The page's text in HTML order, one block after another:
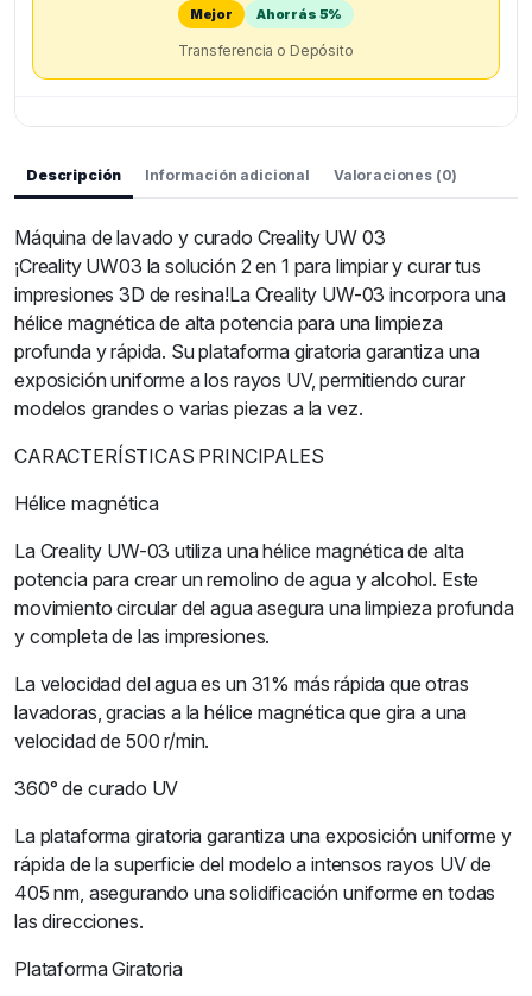
Mejor Ahorrás 5%
Transferencia o Depósito
Descripción Información adicional Valoraciones (0)
Máquina de lavado y curado Creality UW 03
¡Creality UW03 la solución 2 en 1 para limpiar y curar tus
impresiones 3D de resina!La Creality UW-03 incorpora una
hélice magnética de alta potencia para una limpieza
profunda y rápida. Su plataforma giratoria garantiza una
exposición uniforme a los rayos UV, permitiendo curar
modelos grandes o varias piezas a la vez.
CARACTERÍSTICAS PRINCIPALES
Hélice magnética
La Creality UW-03 utiliza una hélice magnética de alta
potencia para crear un remolino de agua y alcohol. Este
movimiento circular del agua asegura una limpieza profunda
y completa de las impresiones.
La velocidad del agua es un 31% más rápida que otras
lavadoras, gracias a la hélice magnética que gira a una
velocidad de 500 r/min.
360° de curado UV
La plataforma giratoria garantiza una exposición uniforme y
rápida de la superficie del modelo a intensos rayos UV de
405 nm, asegurando una solidificación uniforme en todas
las direcciones.
Plataforma Giratoria